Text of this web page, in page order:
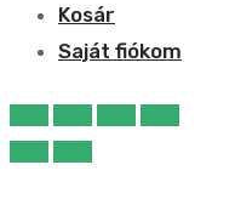
Kosár
Saját fiókom